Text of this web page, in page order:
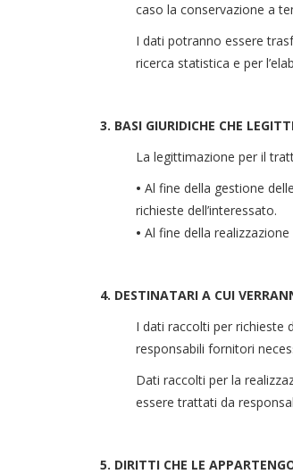
caso la conservazione a
I dati potranno essere
ricerca statistica e per
3. BASI GIURIDICHE CHE
La legittimazione per il
• Al fine della gestione
richieste dell’interessato.
• Al fine della
4. DESTINATARI A CUI
I dati raccolti per richieste
responsabili fornitori
Dati raccolti per la
essere trattati da
5. DIRITTI CHE LE